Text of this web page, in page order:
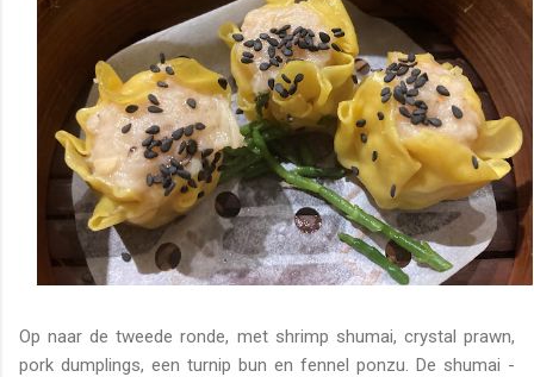
Op naar de tweede ronde, met shrimp shumai, crystal prawn,
pork dumplings, een turnip bun en fennel ponzu. De shumai -